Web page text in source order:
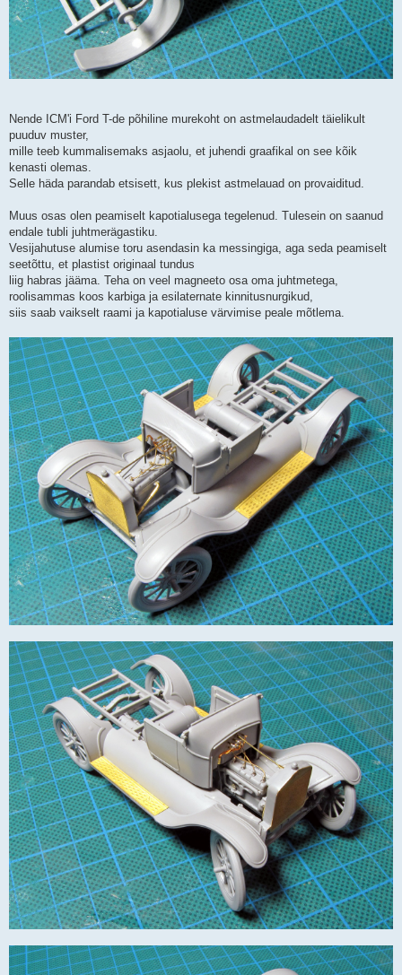
Nende ICM'i Ford T-de põhiline murekoht on astmelaudadelt täielikult
puuduv muster,
mille teeb kummalisemaks asjaolu, et juhendi graafikal on see kõik
kenasti olemas.
Selle häda parandab etsisett, kus plekist astmelauad on provaiditud.
Muus osas olen peamiselt kapotialusega tegelenud. Tulesein on saanud
endale tubli juhtmerägastiku.
Vesijahutuse alumise toru asendasin ka messingiga, aga seda peamiselt
seetõttu, et plastist originaal tundus
liig habras jääma. Teha on veel magneeto osa oma juhtmetega,
roolisammas koos karbiga ja esilaternate kinnitusnurgikud,
siis saab vaikselt raami ja kapotialuse värvimise peale mõtlema.